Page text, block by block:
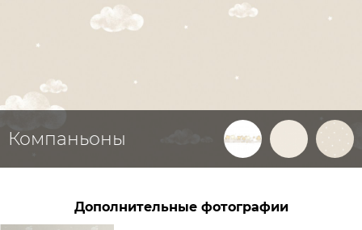
Компаньоны
Дополнительные фотографии